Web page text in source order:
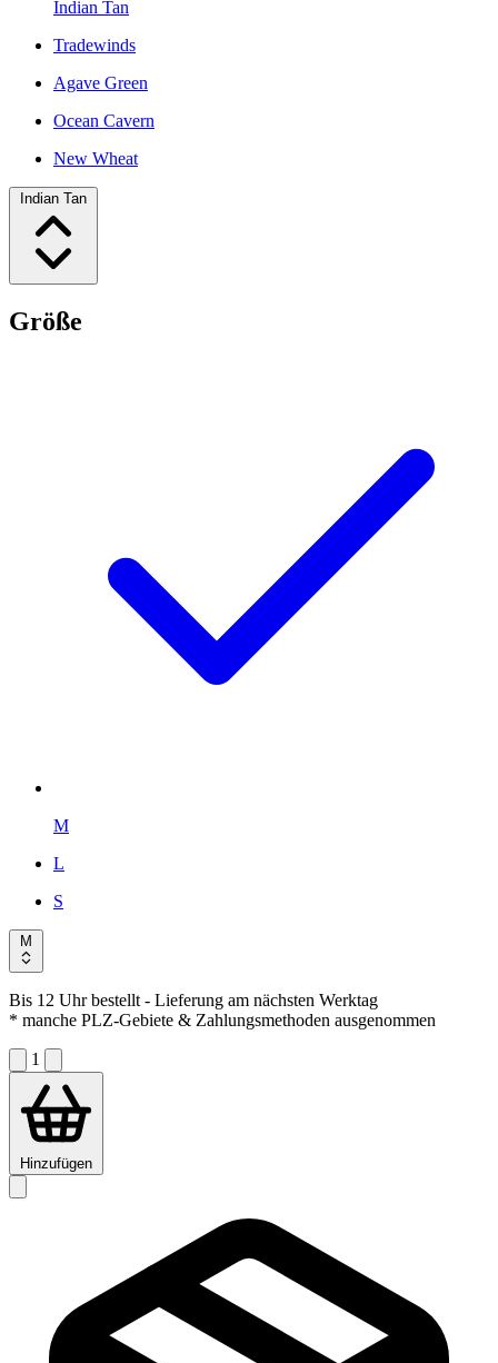
Indian Tan
Tradewinds
Agave Green
Ocean Cavern
New Wheat
Indian Tan
Größe
M
L
S
M
Bis 12 Uhr bestellt- Lieferung am nächsten Werktag
* manche PLZ-Gebiete & Zahlungsmethoden ausgenommen
1
Hinzufügen